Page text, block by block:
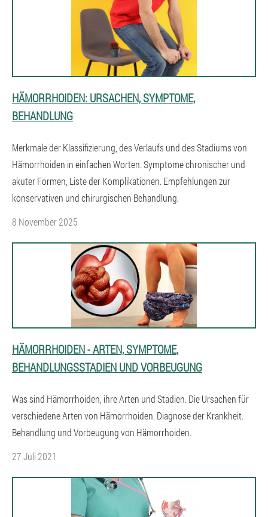
HÄMORRHOIDEN: URSACHEN, SYMPTOME,
BEHANDLUNG
Merkmale der Klassifizierung, des Verlaufs und des Stadiums von
Hämorrhoiden in einfachen Worten. Symptome chronischer und
akuter Formen, Liste der Komplikationen. Empfehlungen zur
konservativen und chirurgischen Behandlung.
8 November 2025
HÄMORRHOIDEN - ARTEN, SYMPTOME,
BEHANDLUNGSSTADIEN UND VORBEUGUNG
Was sind Hämorrhoiden, ihre Arten und Stadien. Die Ursachen für
verschiedene Arten von Hämorrhoiden. Diagnose der Krankheit.
Behandlung und Vorbeugung von Hämorrhoiden.
27 Juli 2021